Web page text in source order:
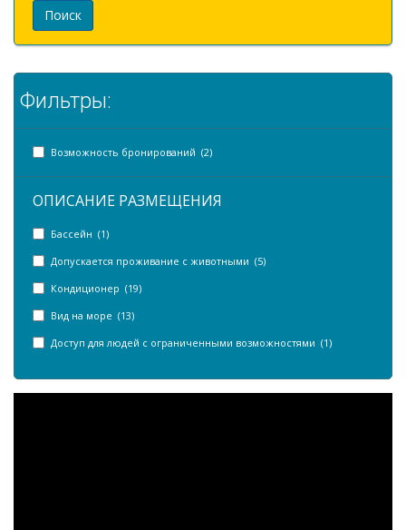
Поиск
Фильтры:
Возможность бронирований (2)
ОПИСАНИЕ РАЗМЕЩЕНИЯ
Бассейн (1)
Допускается проживание с животными (5)
Кондиционер (19)
Вид на море (13)
Доступ для людей с ограниченными возможностями (1)